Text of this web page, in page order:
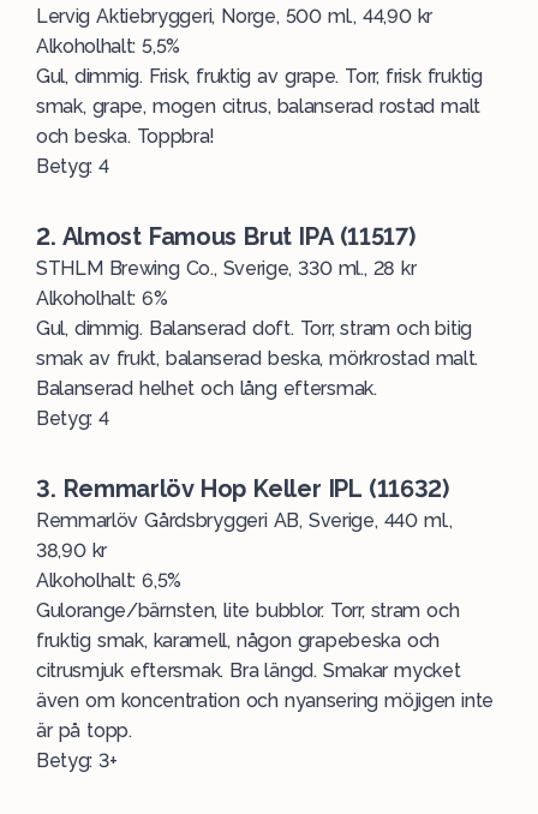
Lervig Aktiebryggeri, Norge, 500 ml., 44,90 kr
Alkoholhalt: 5,5%
Gul, dimmig. Frisk, fruktig av grape. Torr, frisk fruktig
smak, grape, mogen citrus, balanserad rostad malt
och beska. Toppbra!
Betyg: 4
2. Almost Famous Brut IPA (11517)
STHLM Brewing Co., Sverige, 330 ml., 28 kr
Alkoholhalt: 6%
Gul, dimmig. Balanserad doft. Torr, stram och bitig
smak av frukt, balanserad beska, mörkrostad malt.
Balanserad helhet och lång eftersmak.
Betyg: 4
3. Remmarlöv Hop Keller IPL (11632)
Remmarlöv Gårdsbryggeri AB, Sverige, 440 ml.,
38,90 kr
Alkoholhalt: 6,5%
Gulorange/bärnsten, lite bubblor. Torr, stram och
fruktig smak, karamell, någon grapebeska och
citrusmjuk eftersmak. Bra längd. Smakar mycket
även om koncentration och nyansering möjigen inte
är på topp.
Betyg: 3+